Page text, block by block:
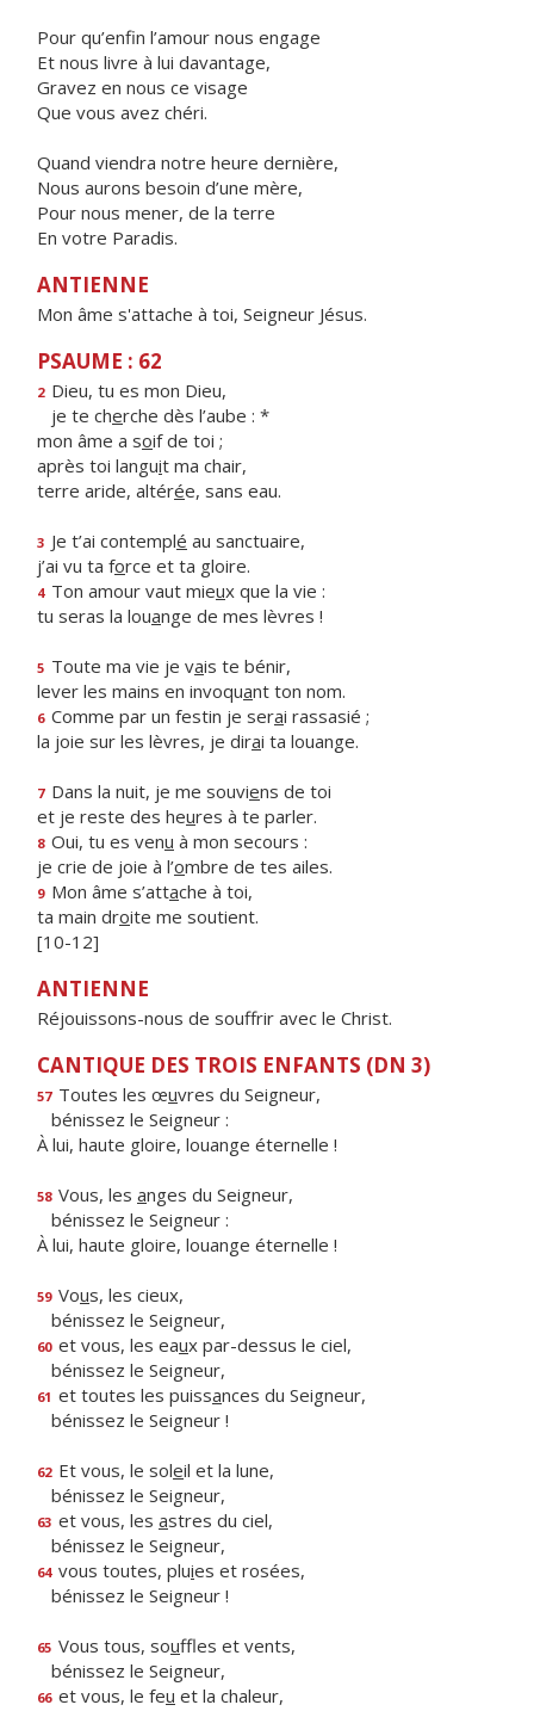
Pour qu’enfin l’amour nous engage
Et nous livre à lui davantage,
Gravez en nous ce visage
Que vous avez chéri.
Quand viendra notre heure dernière,
Nous aurons besoin d’une mère,
Pour nous mener, de la terre
En votre Paradis.
ANTIENNE
Mon âme s'attache à toi, Seigneur Jésus.
PSAUME : 62
2 Dieu, tu es mon Dieu,
je te cherche dès l’aube : *
mon âme a soif de toi ;
après toi languit ma chair,
terre aride, altérée, sans eau.
3 Je t’ai contemplé au sanctuaire,
j’ai vu ta force et ta gloire.
4 Ton amour vaut mieux que la vie :
tu seras la louange de mes lèvres !
5 Toute ma vie je vais te bénir,
lever les mains en invoquant ton nom.
6 Comme par un festin je serai rassasié ;
la joie sur les lèvres, je dirai ta louange.
7 Dans la nuit, je me souviens de toi
et je reste des heures à te parler.
8 Oui, tu es venu à mon secours :
je crie de joie à l’ombre de tes ailes.
9 Mon âme s’attache à toi,
ta main droite me soutient.
[10-12]
ANTIENNE
Réjouissons-nous de souffrir avec le Christ.
CANTIQUE DES TROIS ENFANTS (DN 3)
57 Toutes les œuvres du Seigneur,
bénissez le Seigneur :
À lui, haute gloire, louange éternelle !
58 Vous, les anges du Seigneur,
bénissez le Seigneur :
À lui, haute gloire, louange éternelle !
59 Vous, les cieux,
bénissez le Seigneur,
60 et vous, les eaux par-dessus le ciel,
bénissez le Seigneur,
61 et toutes les puissances du Seigneur,
bénissez le Seigneur !
62 Et vous, le soleil et la lune,
bénissez le Seigneur,
63 et vous, les astres du ciel,
bénissez le Seigneur,
64 vous toutes, pluies et rosées,
bénissez le Seigneur !
65 Vous tous, souffles et vents,
bénissez le Seigneur,
66 et vous, le feu et la chaleur,